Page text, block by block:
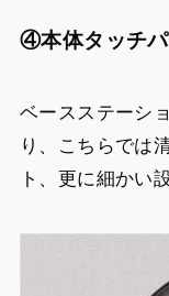
④本体タッチ
ベースステーシ
り、こちらでは
ト、更に細かい